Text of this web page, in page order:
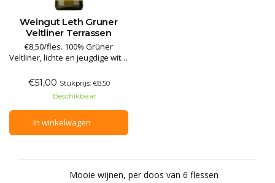
Weingut Leth Gruner
Veltliner Terrassen
€8,50/fles. 100% Grüner
Veltliner, lichte en jeugdige witte
en citrusvruchten. Deze witte
wijn is fris en verkwikkend in de
mond, met een heerlijk
stimulerende balans van
fruitigheid en zuurgraad,
aangevuld met een afwerking
€51,00 Stukprijs: €8,50
Beschikbaar
In winkelwagen
Mooie wijnen, per doos van 6 flessen